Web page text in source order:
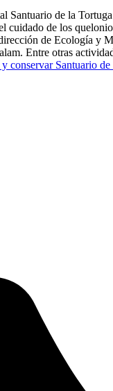
de la
de los
de Ecología
Entre otras
conservar Santuario